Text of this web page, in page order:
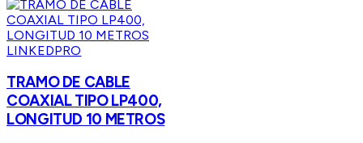
LINKEDPRO
TRAMO DE CABLE
COAXIAL TIPO LP400,
LONGITUD 10 METROS